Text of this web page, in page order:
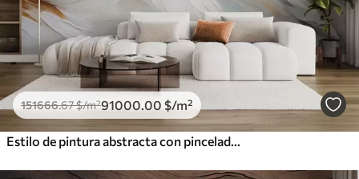
151666.67$/m²91000 .00 $/m²